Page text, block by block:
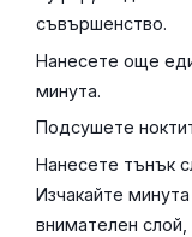
съвършенство.
Нанесете още
минута.
Подсушете
Нанесете тънък
Изчакайте
внимателен